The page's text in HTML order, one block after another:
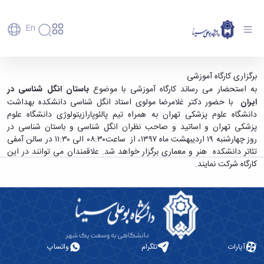
En
دانشگاه
تاریخچه
و
معرفی
برنامه
راهبردی
دانشگاه
نقشه
دانشگاه
ساختار
ریاست
آموزش
پذیرش
کارشناسی
تحصیلات
تکمیلی
پسا
دکترا
استعدادهای
درخشان
حمایت‌های
پژوهش
فناوری و
کارآفرینی
دفتر
ارتباط
با
صنعت
پردیس
و
و فناوری
پژوهشکده
دانشکده‌ها
پردیس
اصلی
مهندسی
کشاورزی
شیمی
و
نفت
معماری
رفاهی
رفاهی
پرسنل
اداره
رفاه
کارکنان
دانشگاه
دانشجویان
اعضای
هیأت
علمی
کارکنان
دانشجویان
التحصیلان
علمی
بسنا
پیشخوان
برگزاری کارگاه آموزشی با موضوع باستان انگل
شناسی - دانشگاه بوعلی سینا همدان
برگزاری کارگاه آموزشی
به استحضار می رساند کارگاه آموزشی با موضوعباستان انگل شناسی در
ایران با حضور دکتر غلامرضا مولوی استاد انگل شناسی دانشکده بهداشت
دانشگاه علوم پزشکی تهران به همراه تیم پالئوپارازیتولوژی دانشگاه علوم
پزشکی تهران و اساتید و صاحب نظران انگل شناسی و باستان شناسی در
روز چهارشنبه ۱۹ اردیبهشت ماه ۱۳۹۷، از ساعت۰۸:۳۰ الی ۱۱:۳۰ در سالن آمفی
تئاتر دانشکده هنر و معماری برگزار خواهد شد. علاقمندان می توانند در این
کارگاه شرکت نمایند.
آپارات تلگرام واتساپ